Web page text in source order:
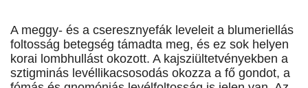
A meggy- és a cseresznyefák leveleit a blumeriellás
foltosság betegség támadta meg, és ez sok helyen
korai lombhullást okozott. A kajsziültetvényekben a
sztigminás levéllikacsosodás okozza a fő gondot, a